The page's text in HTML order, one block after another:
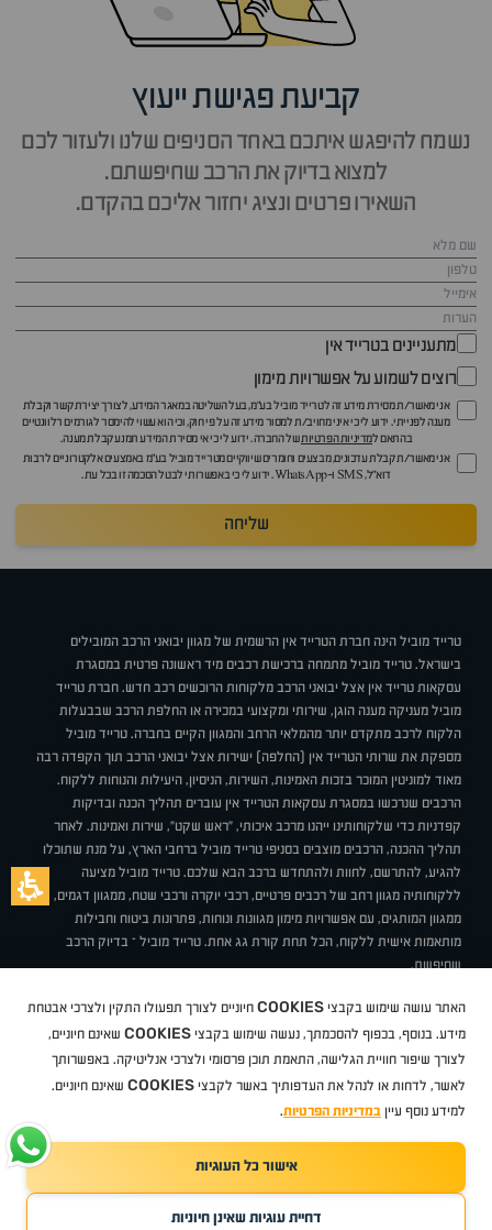
קביעת פגישת ייעוץ
נשמח להיפגש איתכם באחד הסניפים שלנו ולעזור לכם
למצוא בדיוק את הרכב שחיפשתם.
השאירו פרטים ונציג יחזור אליכם בהקדם.
מתעניינים בטרייד אין
רוצים לשמוע על אפשרויות מימון
אני מאשר/ת מסירת מידע זה לטרייד מוביל בע"מ, בעל השליטה במאגר המידע, לצורך יצירת קשר וקבלת
מענה לפנייתי. ידוע לי כי איני מחויב/ת למסור מידע זה על פי חוק, וכי הוא עשוי להימסר לגורמים רלוונטיים
בהתאם למדיניות הפרטיותשל החברה. ידוע לי כי אי מסירת המידע תמנע קבלת מענה.
אני מאשר/ת קבלת עדכונים, מבצעים וחומרים שיווקיים מטרייד מוביל בע"מ באמצעים אלקטרוניים לרבות
דוא״ל, SMS ו-WhatsApp. ידוע לי כי באפשרותי לבטל הסכמה זו בכל עת.
שליחה
טרייד מוביל הינה חברת הטרייד אין הרשמית של מגוון יבואני הרכב המובילים
בישראל. טרייד מוביל מתמחה ברכישת רכבים מיד ראשונה פרטית במסגרת
עסקאות טרייד אין אצל יבואני הרכב מלקוחות הרוכשים רכב חדש. חברת טרייד
מוביל מעניקה מענה הוגן, שירותי ומקצועי במכירה או החלפת הרכב שבבעלות
הלקוח לרכב מתקדם יותר מהמלאי הרחב והמגוון הקיים בחברה. טרייד מוביל
מספקת את שרותי הטרייד אין (החלפה) ישירות אצל יבואני הרכב תוך הקפדה רבה
מאוד למוניטין המוכר בזכות האמינות, השירות, הניסיון, היעילות והנוחות ללקוח.
הרכבים שנרכשו במסגרת עסקאות הטרייד אין עוברים תהליך הכנה ובדיקות
קפדניות כדי שלקוחותינו ייהנו מרכב איכותי, "ראש שקט", שירות ואמינות. לאחר
תהליך ההכנה, הרכבים מוצבים בסניפי טרייד מוביל ברחבי הארץ, על מנת שתוכלו
להגיע, להתרשם, לחוות ולהתחדש ברכב הבא שלכם. טרייד מוביל מציעה
ללקוחותיה מגוון רחב של רכבים פרטיים, רכבי יוקרה ורכבי שטח, ממגוון דגמים,
ממגוון המותגים, עם אפשרויות מימון מגוונות ונוחות, פתרונות ביטוח וחבילות
מותאמות אישית ללקוח, הכל תחת קורת גג אחת. טרייד מוביל – בדיוק הרכב
שחיפשת.
תקנוןBUY BACKמבצעיםמגזין טרייד מובילאיך זה עובד? דרושים
ניהול העדפות עוגיות
סיטרואן אופלפיג'וMG
Geelyמזדהבי ווי דיצ'רי טסלהניסאןטויוטהדאצ'יהפולקסווגןטסלה
ב מ וולקסוסאאודיסקודהיונדאירנושברולט
TradeMobile instagram
TradeMobile facebook
כל הזכויות שמורות טרייד מוביל
האתר עושה שימוש בקבצי COOKIES חיוניים לצורך תפעולו התקין ולצרכי אבטחת
מידע. בנוסף, בכפוף להסכמתך, נעשה שימוש בקבצי COOKIES שאינם חיוניים,
לצורך שיפור חוויית הגלישה, התאמת תוכן פרסומי ולצרכי אנליטיקה. באפשרותך
לאשר, לדחות או לנהל את העדפותיך באשר לקבצי COOKIES שאינם חיוניים.
למידע נוסף עיין במדיניות הפרטיות.
אישור כל העוגיות
דחיית עוגיות שאינן חיוניות